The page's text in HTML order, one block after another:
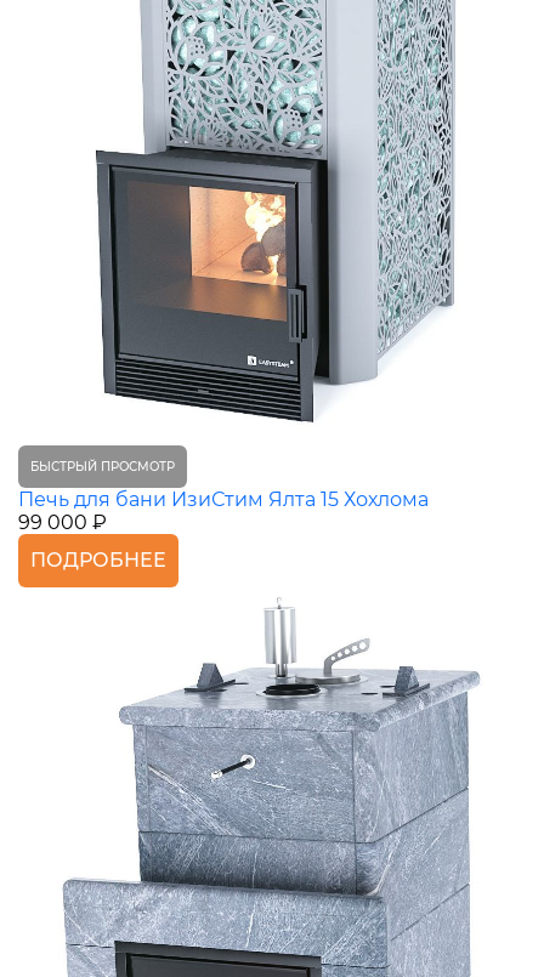
БЫСТРЫЙ ПРОСМОТР
Печь для бани ИзиСтим Ялта 15 Хохлома
99 000 ₽
ПОДРОБНЕЕ